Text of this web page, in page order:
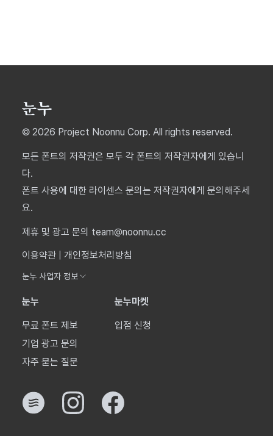
© 2026 Project Noonnu Corp. All rights reserved.
모든 폰트의 저작권은 모두 각 폰트의 저작권자에게 있습니
다.
폰트 사용에 대한 라이센스 문의는 저작권자에게 문의해주세
요.
제휴 및 광고 문의 team@noonnu.cc
이용약관
개인정보처리방침
눈누 사업자 정보
눈누
무료 폰트 제보
기업 광고 문의
자주 묻는 질문
눈누마켓
입점 신청